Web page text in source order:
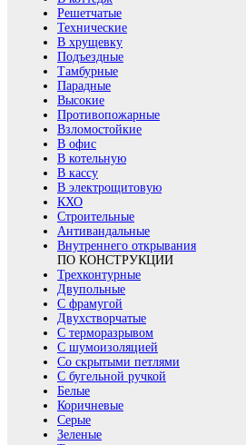
Решетчатые
Технические
В хрущевку
Подъездные
Тамбурные
Парадные
Высокие
Противопожарные
Взломостойкие
В офис
В котельную
В кассу
В электрощитовую
КХО
Строительные
Антивандальные
Внутреннего открывания
ПО КОНСТРУКЦИИ
Трехконтурные
Двупольные
С фрамугой
Двухстворчатые
С терморазрывом
С шумоизоляцией
Со скрытыми петлями
С бугельной ручкой
Белые
Коричневые
Серые
Зеленые